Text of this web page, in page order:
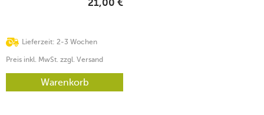
Lieferzeit: 2-3 Wochen
21,00 €
Preis inkl. MwSt. zzgl. Versand
Warenkorb